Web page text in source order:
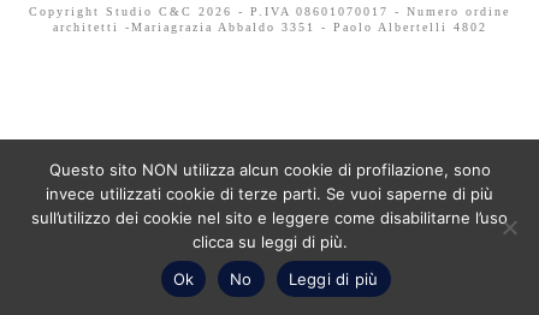
Copyright Studio C&C 2026 - P.IVA 08601070017 - Numero ordine
architetti -Mariagrazia Abbaldo 3351 - Paolo Albertelli 4802
Questo sito NON utilizza alcun cookie di profilazione, sono
invece utilizzati cookie di terze parti. Se vuoi saperne di più
sull’utilizzo dei cookie nel sito e leggere come disabilitarne l’uso
clicca su leggi di più.
Ok
No Leggi di più